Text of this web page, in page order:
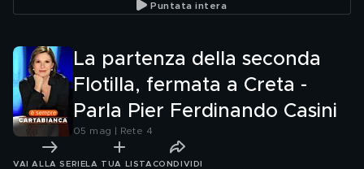
Puntata intera
La partenza della seconda
Flotilla, fermata a Creta -
Parla Pier Ferdinando Casini
05 mag | Rete 4
VAI ALLA SERIE LA TUA LISTA CONDIVIDI